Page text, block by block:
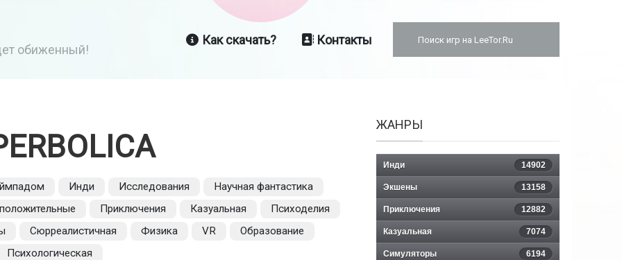
обиженный!
Как скачать? Контакты
Инди Исследования
Научная фантастика
Приключения Казуальная
Психоделия
Сюрреалистичная Физика VR
Образование
Психологическая
ЖАНРЫ
Инди 14902
Экшены 13158
Приключения 12882
Казуальная 7074
Симуляторы 6194